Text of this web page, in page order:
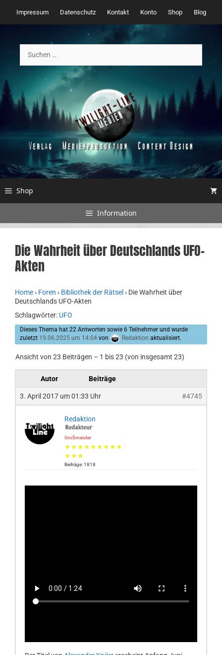
Inhalt
springen
Impressum Datenschutz Kontakt Konto Shop Blog
nach:
Shop
Information
Die Wahrheit über Deutschlands UFO-
Akten
Home› Foren › Bibliothek der Rätsel › Die Wahrheit über
Deutschlands UFO-Akten
Schlagwörter: UFO
Dieses Thema hat 22 Antworten sowie 6 Teilnehmer und wurde
zuletzt 19.06.2025 um 14:04 von Redaktion aktualisiert.
Ansicht von 23 Beiträgen – 1 bis 23 (von insgesamt 23)
Autor Beiträge
3. April 2017 um 01:33 Uhr #4745
Redaktion
Großmeister
★★★★★★★★★
★★★
Beiträge: 1818